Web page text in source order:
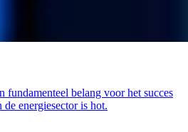
fundamenteel belang voor het succes
energiesector is hot.